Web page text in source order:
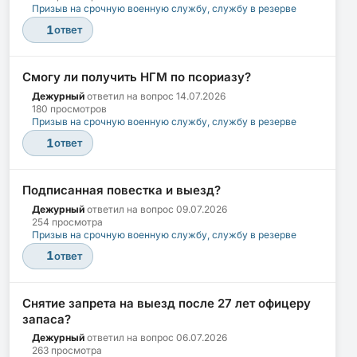
Призыв на срочную военную службу, службу в резерве
1ответ
Смогу ли получить НГМ по псориазу?
Дежурный ответил на вопрос 14.07.2026
180 просмотров
Призыв на срочную военную службу, службу в резерве
1ответ
Подписанная повестка и выезд?
Дежурный ответил на вопрос 09.07.2026
254 просмотра
Призыв на срочную военную службу, службу в резерве
1ответ
Снятие запрета на выезд после 27 лет офицеру
запаса?
Дежурный ответил на вопрос 06.07.2026
263 просмотра